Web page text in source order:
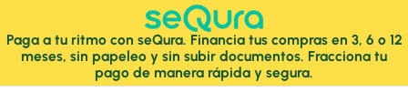
Paga a tu ritmo con seQura. Financia tus compras en 3, 6 o 12
meses, sin papeleo y sin subir documentos. Fracciona tu
pago de manera rápida y segura.